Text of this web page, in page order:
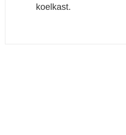
koelkast.